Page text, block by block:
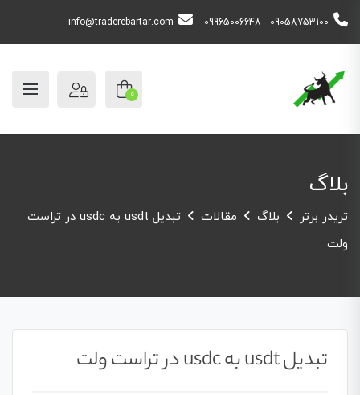
09058753100 - 09965006648
info@traderebartar.com
0
بلاگ
تریدر برتر بلاگ مقالات
تبدیل usdt به usdc در تراست
ولت
تبدیل usdt به usdc در تراست ولت